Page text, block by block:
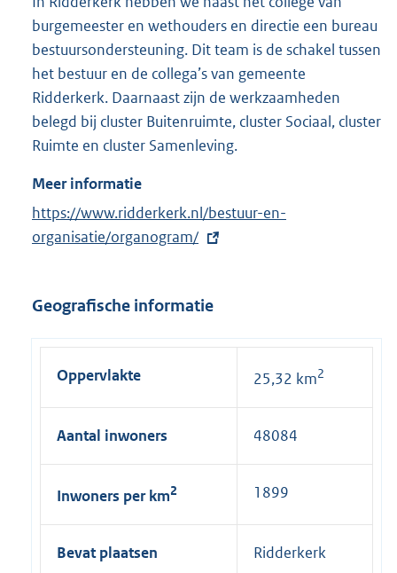
burgemeester en wethouders en directie een bureau
bestuursondersteuning. Dit team is de schakel tussen
het bestuur en de collega’s van gemeente
Ridderkerk. Daarnaast zijn de werkzaamheden
belegd bij cluster Buitenruimte, cluster Sociaal, cluster
Ruimte en cluster Samenleving.
Meer informatie
E
x
r
https://www.ridderkerk.nl/bestuur-en-
organisatie/organogram/
Geografische informatie
Oppervlakte 25,32 km2
Aantal inwoners 48084
Inwoners per km2 1899
Bevat plaatsen Ridderkerk